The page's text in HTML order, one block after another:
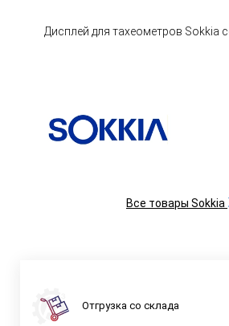
Дисплей для тахеометров Sokkia
Все товары Sokkia
Отгрузка со склада